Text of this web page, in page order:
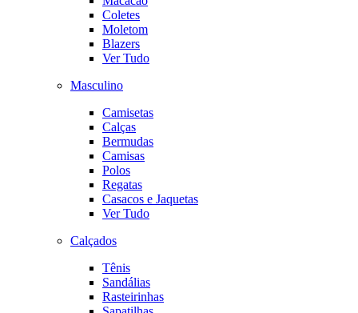
Coletes
Moletom
Blazers
Ver Tudo
Masculino
Camisetas
Calças
Bermudas
Camisas
Polos
Regatas
Casacos e Jaquetas
Ver Tudo
Calçados
Tênis
Sandálias
Rasteirinhas